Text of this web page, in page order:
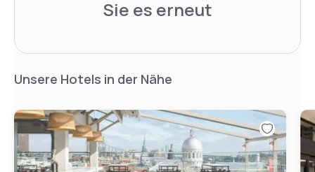
Sie es erneut
Unsere Hotels in der Nähe